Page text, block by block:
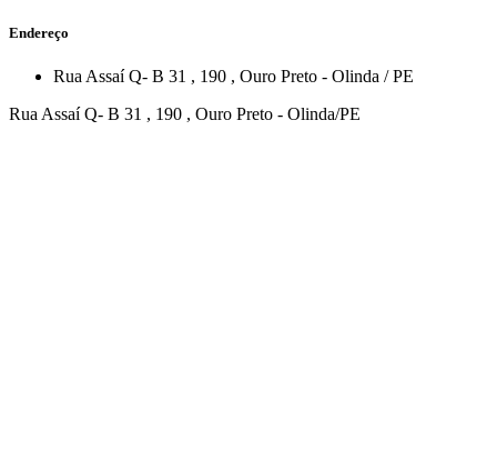
Endereço
Rua Assaí Q- B 31 , 190 , Ouro Preto - Olinda /PE
Rua Assaí Q- B 31 , 190 , Ouro Preto - Olinda/PE